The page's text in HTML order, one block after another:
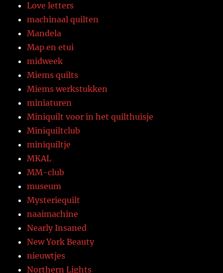
Love letters
machinaal quilten
Mandela
Map en etui
midweek
Miems quilts
Miems werkstukken
miniaturen
Miniquilt voor in het quilthuisje
Miniquiltclub
miniquiltje
MKAL
MM-club
museum
Mysteriequilt
naaimachine
Nearly Insaned
New York Beauty
nieuwtjes
Northern Lights